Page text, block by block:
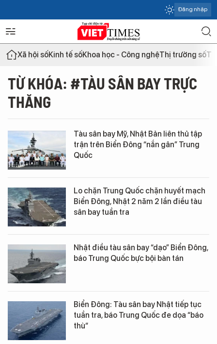
Đăng nhập
Xã hội sốKinh tế sốKhoa học - Công nghệThị trường số
TỪ KHÓA: #TÀU SÂN BAY TRỰC
THĂNG
Tàu sân bay Mỹ, Nhật Bản liên thủ tập
trận trên Biển Đông “nắn gân” Trung
Quốc
Lo chặn Trung Quốc chặn huyết mạch
Biển Đông, Nhật 2 năm 2 lần điều tàu
sân bay tuần tra
Nhật điều tàu sân bay “dạo” Biển Đông,
báo Trung Quốc bực bội bàn tán
Biển Đông: Tàu sân bay Nhật tiếp tục
tuần tra, báo Trung Quốc đe dọa “báo
thù“